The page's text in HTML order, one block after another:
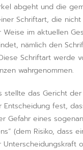
abgeht und die
Schriftart, die nicht
Weise im aktuellen
nämlich den
Schriftart werde
wahrgenommen.
stellte das Gericht
Entscheidung fest,
Gefahr eines
(dem Risiko, dass
Unterscheidungskraft